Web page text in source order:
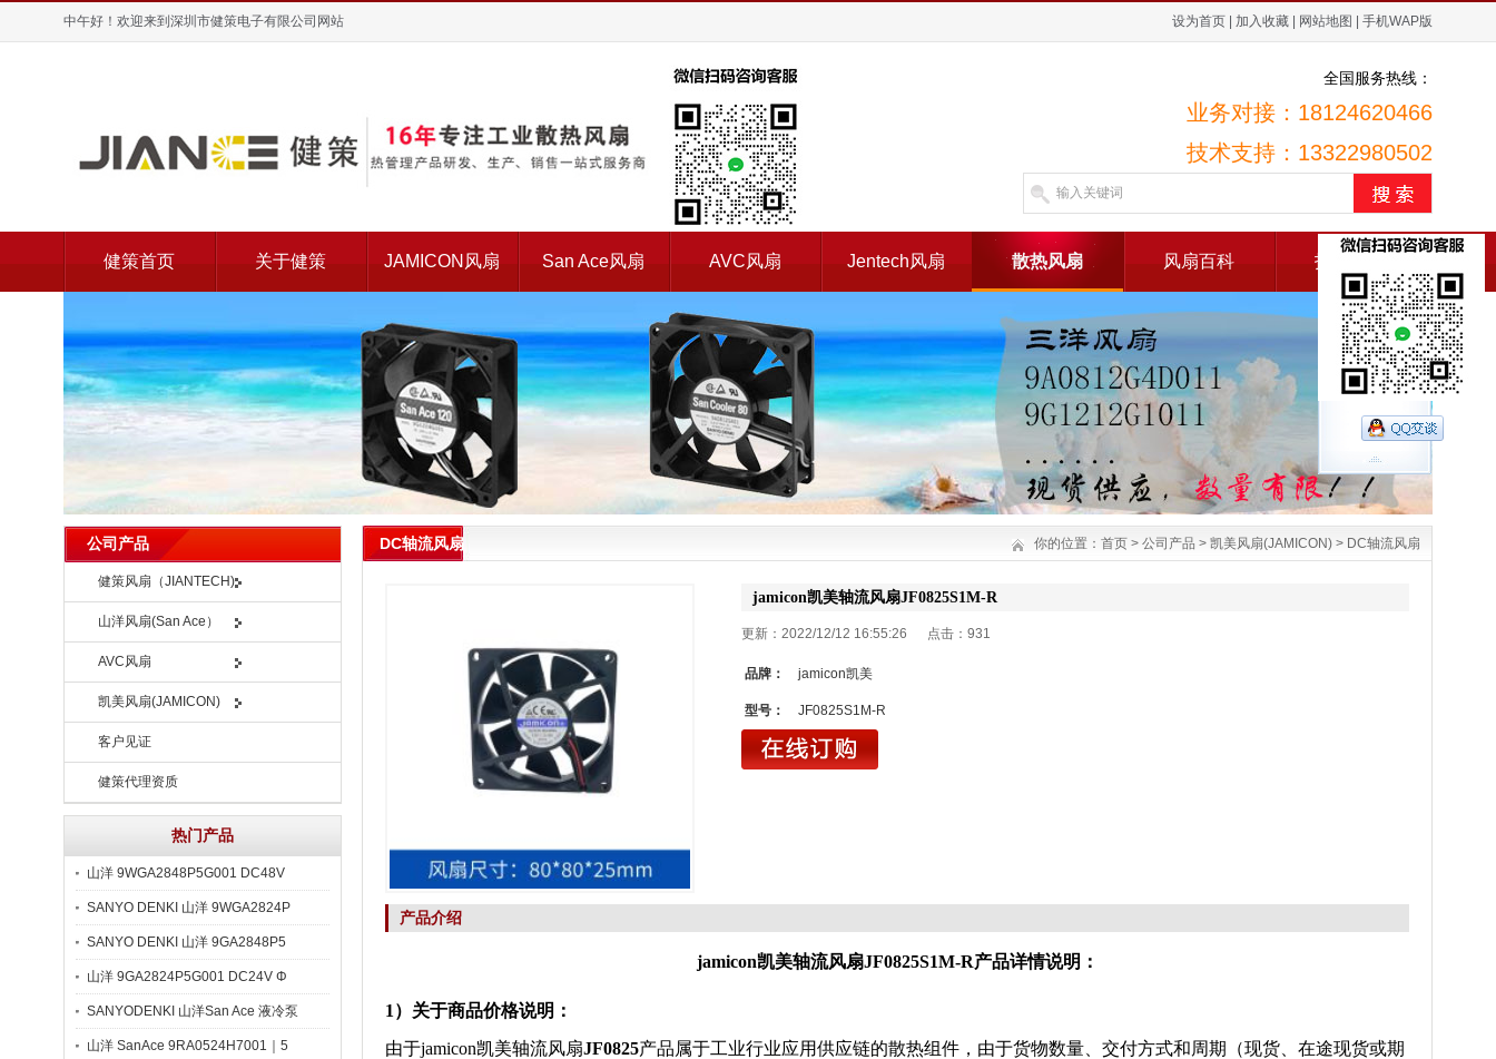
中午好！欢迎来到深圳市健策电子有限公司网站 设为首页 加入收藏 网站地图 手机WAP版
全国服务热线：
业务对接：18124620466
技术支持：13322980502
健策首页 关于健策 JAMICON风扇 San Ace风扇 AVC风扇 Jentech风扇 散热风扇 风扇百科 招贤纳士
1
公司产品
健策风扇（JIANTECH)
山洋风扇(San Ace）
AVC风扇
凯美风扇(JAMICON)
客户见证
健策代理资质
热门产品
山洋 9WGA2848P5G001 DC48V
SANYO DENKI 山洋 9WGA2824P
SANYO DENKI 山洋 9GA2848P5
山洋 9GA2824P5G001 DC24V Φ
SANYODENKI 山洋San Ace 液冷泵
山洋 SanAce 9RA0524H7001｜5
DC轴流风扇 你的位置： 首页 > 公司产品 > 凯美风扇(JAMICON) > DC轴流风扇
jamicon凯美轴流风扇JF0825S1M-R
更新：2022/12/12 16:55:26 点击： 931
品牌： jamicon凯美
型号： JF0825S1M-R
产品介绍
jamicon凯美轴流风扇JF0825S1M-R产品详情说明：
1）关于商品价格说明：
由于jamicon凯美轴流风扇JF0825产品属于工业行业应用供应链的散热组件，由于货物数量、交付方式和周期（现货、在途现货或期